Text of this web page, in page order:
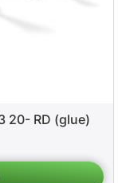
20- RD (glue)